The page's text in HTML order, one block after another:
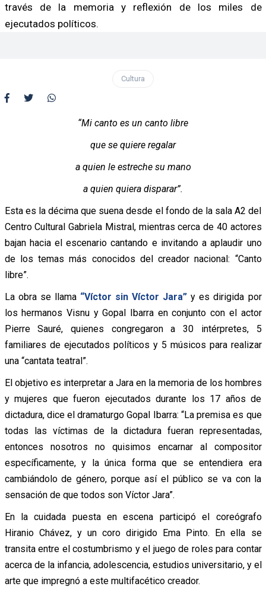
través de la memoria y reflexión de los miles de
ejecutados políticos.
Cultura
“Mi canto es un canto libre
que se quiere regalar
a quien le estreche su mano
a quien quiera disparar”.
Esta es la décima que suena desde el fondo de la sala A2 del
Centro Cultural Gabriela Mistral, mientras cerca de 40 actores
bajan hacia el escenario cantando e invitando a aplaudir uno
de los temas más conocidos del creador nacional: “Canto
libre”.
La obra se llama“Víctor sin Víctor Jara” y es dirigida por
los hermanos Visnu y Gopal Ibarra en conjunto con el actor
Pierre Sauré, quienes congregaron a 30 intérpretes, 5
familiares de ejecutados políticos y 5 músicos para realizar
una “cantata teatral”.
El objetivo es interpretar a Jara en la memoria de los hombres
y mujeres que fueron ejecutados durante los 17 años de
dictadura, dice el dramaturgo Gopal Ibarra: “La premisa es que
todas las víctimas de la dictadura fueran representadas,
entonces nosotros no quisimos encarnar al compositor
específicamente, y la única forma que se entendiera era
cambiándolo de género, porque así el público se va con la
sensación de que todos son Víctor Jara”.
En la cuidada puesta en escena participó el coreógrafo
Hiranio Chávez, y un coro dirigido Ema Pinto. En ella se
transita entre el costumbrismo y el juego de roles para contar
acerca de la infancia, adolescencia, estudios universitario, y el
arte que impregnó a este multifacético creador.